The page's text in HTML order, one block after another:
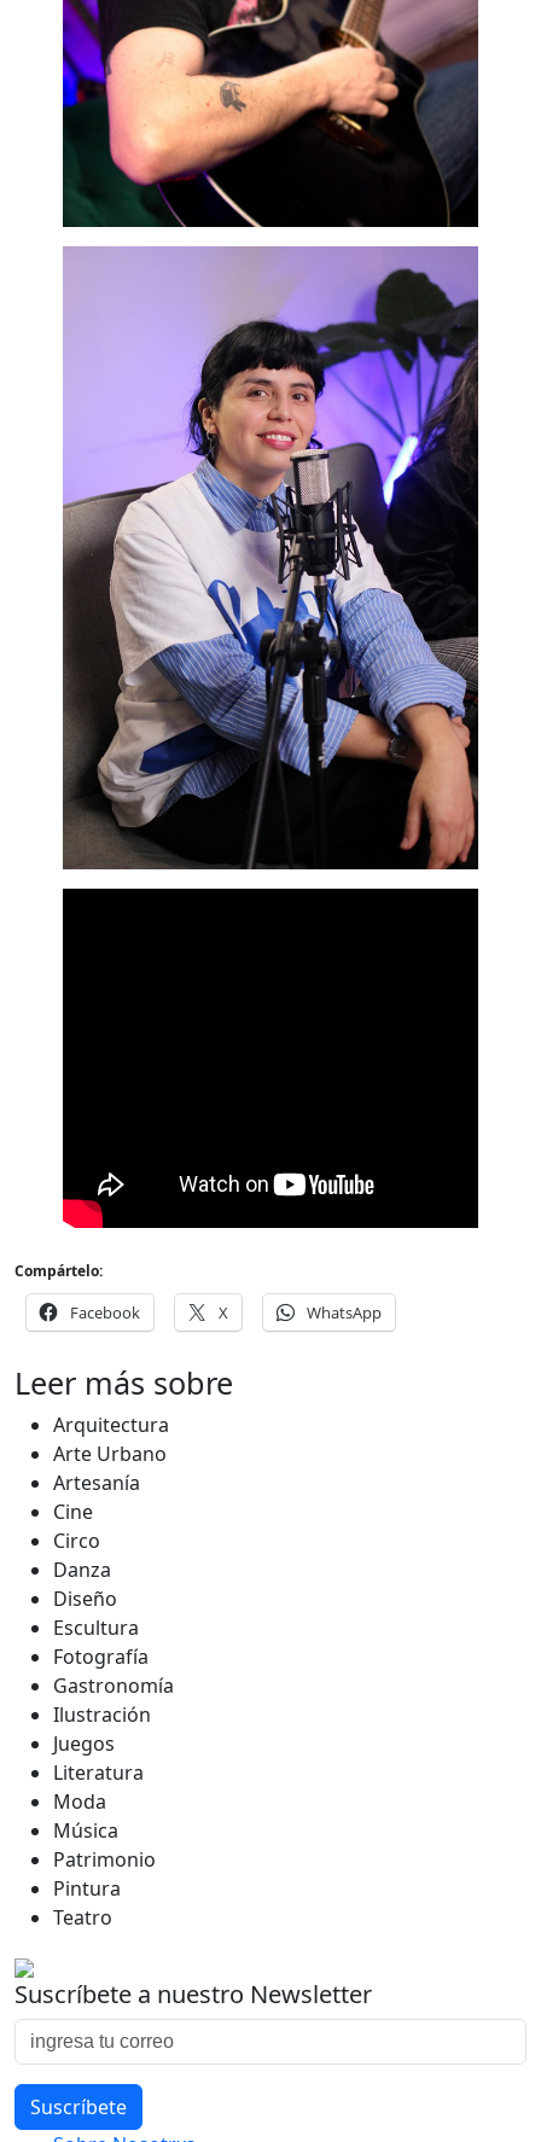
Compártelo:
Facebook X WhatsApp
Leer más sobre
Arquitectura
Arte Urbano
Artesanía
Cine
Circo
Danza
Diseño
Escultura
Fotografía
Gastronomía
Ilustración
Juegos
Literatura
Moda
Música
Patrimonio
Pintura
Teatro
Suscríbete a nuestro Newsletter